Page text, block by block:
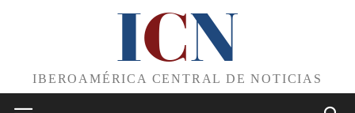
ICN
IBEROAMÉRICA CENTRAL DE NOTICIAS